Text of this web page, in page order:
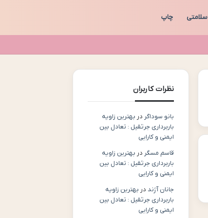
سلامتی چاپ
نظرات کاربران
بانو سوداگر در بهترین زاویه
باربرداری جرثقیل : تعادل بین
ایمنی و کارایی
قاسم مسگر در بهترین زاویه
باربرداری جرثقیل : تعادل بین
ایمنی و کارایی
جانان آژند در بهترین زاویه
باربرداری جرثقیل : تعادل بین
ایمنی و کارایی